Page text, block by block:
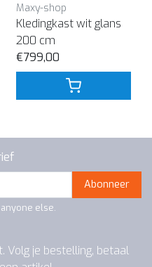
Maxy-shop
Kledingkast wit glans
200 cm
€799,00
Abonneer
else.
Volg je bestelling, betaal